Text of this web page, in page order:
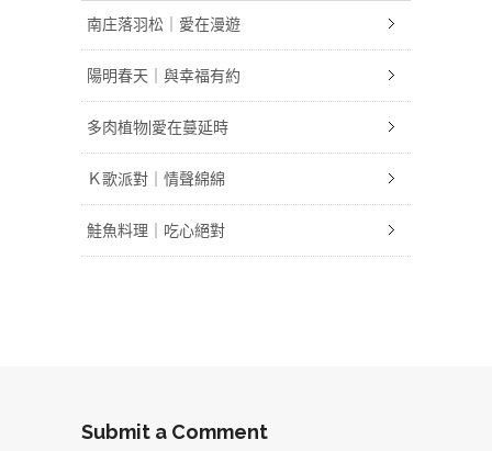
南庄落羽松｜愛在漫遊
陽明春天｜與幸福有約
多肉植物|愛在蔓延時
Ｋ歌派對｜情聲綿綿
鮭魚料理｜吃心絕對
Submit a Comment